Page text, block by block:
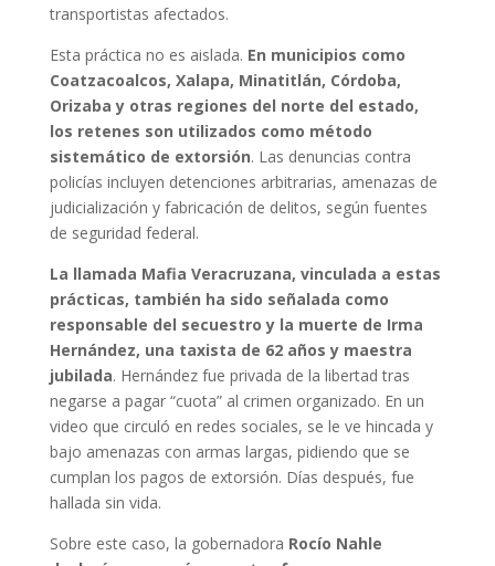
transportistas afectados.
Esta práctica no es aislada. En municipios como
Coatzacoalcos, Xalapa, Minatitlán, Córdoba,
Orizaba y otras regiones del norte del estado,
los retenes son utilizados como método
sistemático de extorsión. Las denuncias contra
policías incluyen detenciones arbitrarias, amenazas de
judicialización y fabricación de delitos, según fuentes
de seguridad federal.
La llamada Mafia Veracruzana, vinculada a estas
prácticas, también ha sido señalada como
responsable del secuestro y la muerte de Irma
Hernández, una taxista de 62 años y maestra
jubilada. Hernández fue privada de la libertad tras
negarse a pagar “cuota” al crimen organizado. En un
video que circuló en redes sociales, se le ve hincada y
bajo amenazas con armas largas, pidiendo que se
cumplan los pagos de extorsión. Días después, fue
hallada sin vida.
Sobre este caso, la gobernadora Rocío Nahle